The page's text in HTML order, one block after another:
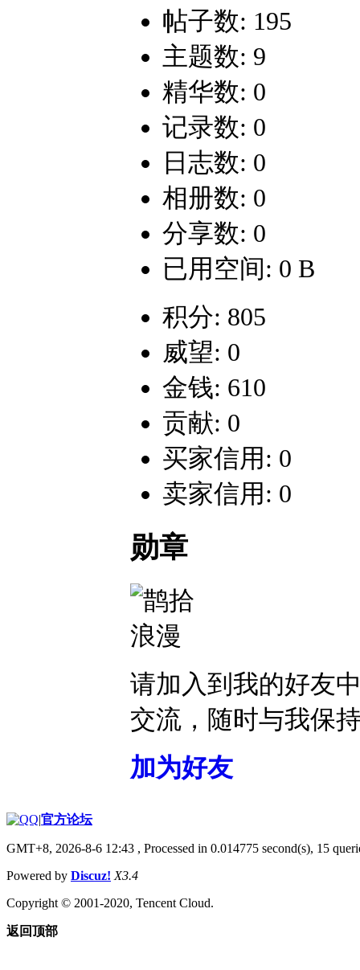
帖子数: 195
主题数: 9
精华数: 0
记录数: 0
日志数: 0
相册数: 0
分享数: 0
已用空间: 0 B
积分: 805
威望: 0
金钱: 610
贡献: 0
买家信用: 0
卖家信用: 0
勋章
请加入到我的好友
交流，随时与我保
加为好友
|官方论坛
GMT+8, 2026-8-6 12:43 , Processed in 0.014775 second(s), 15
Powered by Discuz! X3.4
Copyright © 2001-2020, Tencent Cloud.
返回顶部